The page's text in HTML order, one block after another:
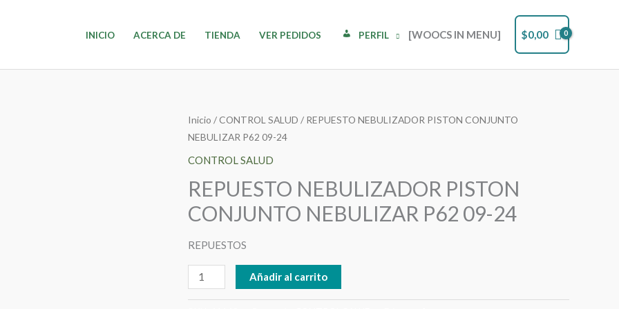
INICIO ACERCA DE TIENDA VER PEDIDOS PERFIL [WOOCS IN MENU] $0,00
Inicio /CONTROL SALUD / REPUESTO NEBULIZADOR PISTON CONJUNTO
NEBULIZAR P62 09-24
CONTROL SALUD
REPUESTO NEBULIZADOR PISTON
CONJUNTO NEBULIZAR P62 09-24
REPUESTOS
REPUESTO
NEBULIZADOR
PISTON
NEBULIZAR
P62
24
cantidad
Añadir al carrito